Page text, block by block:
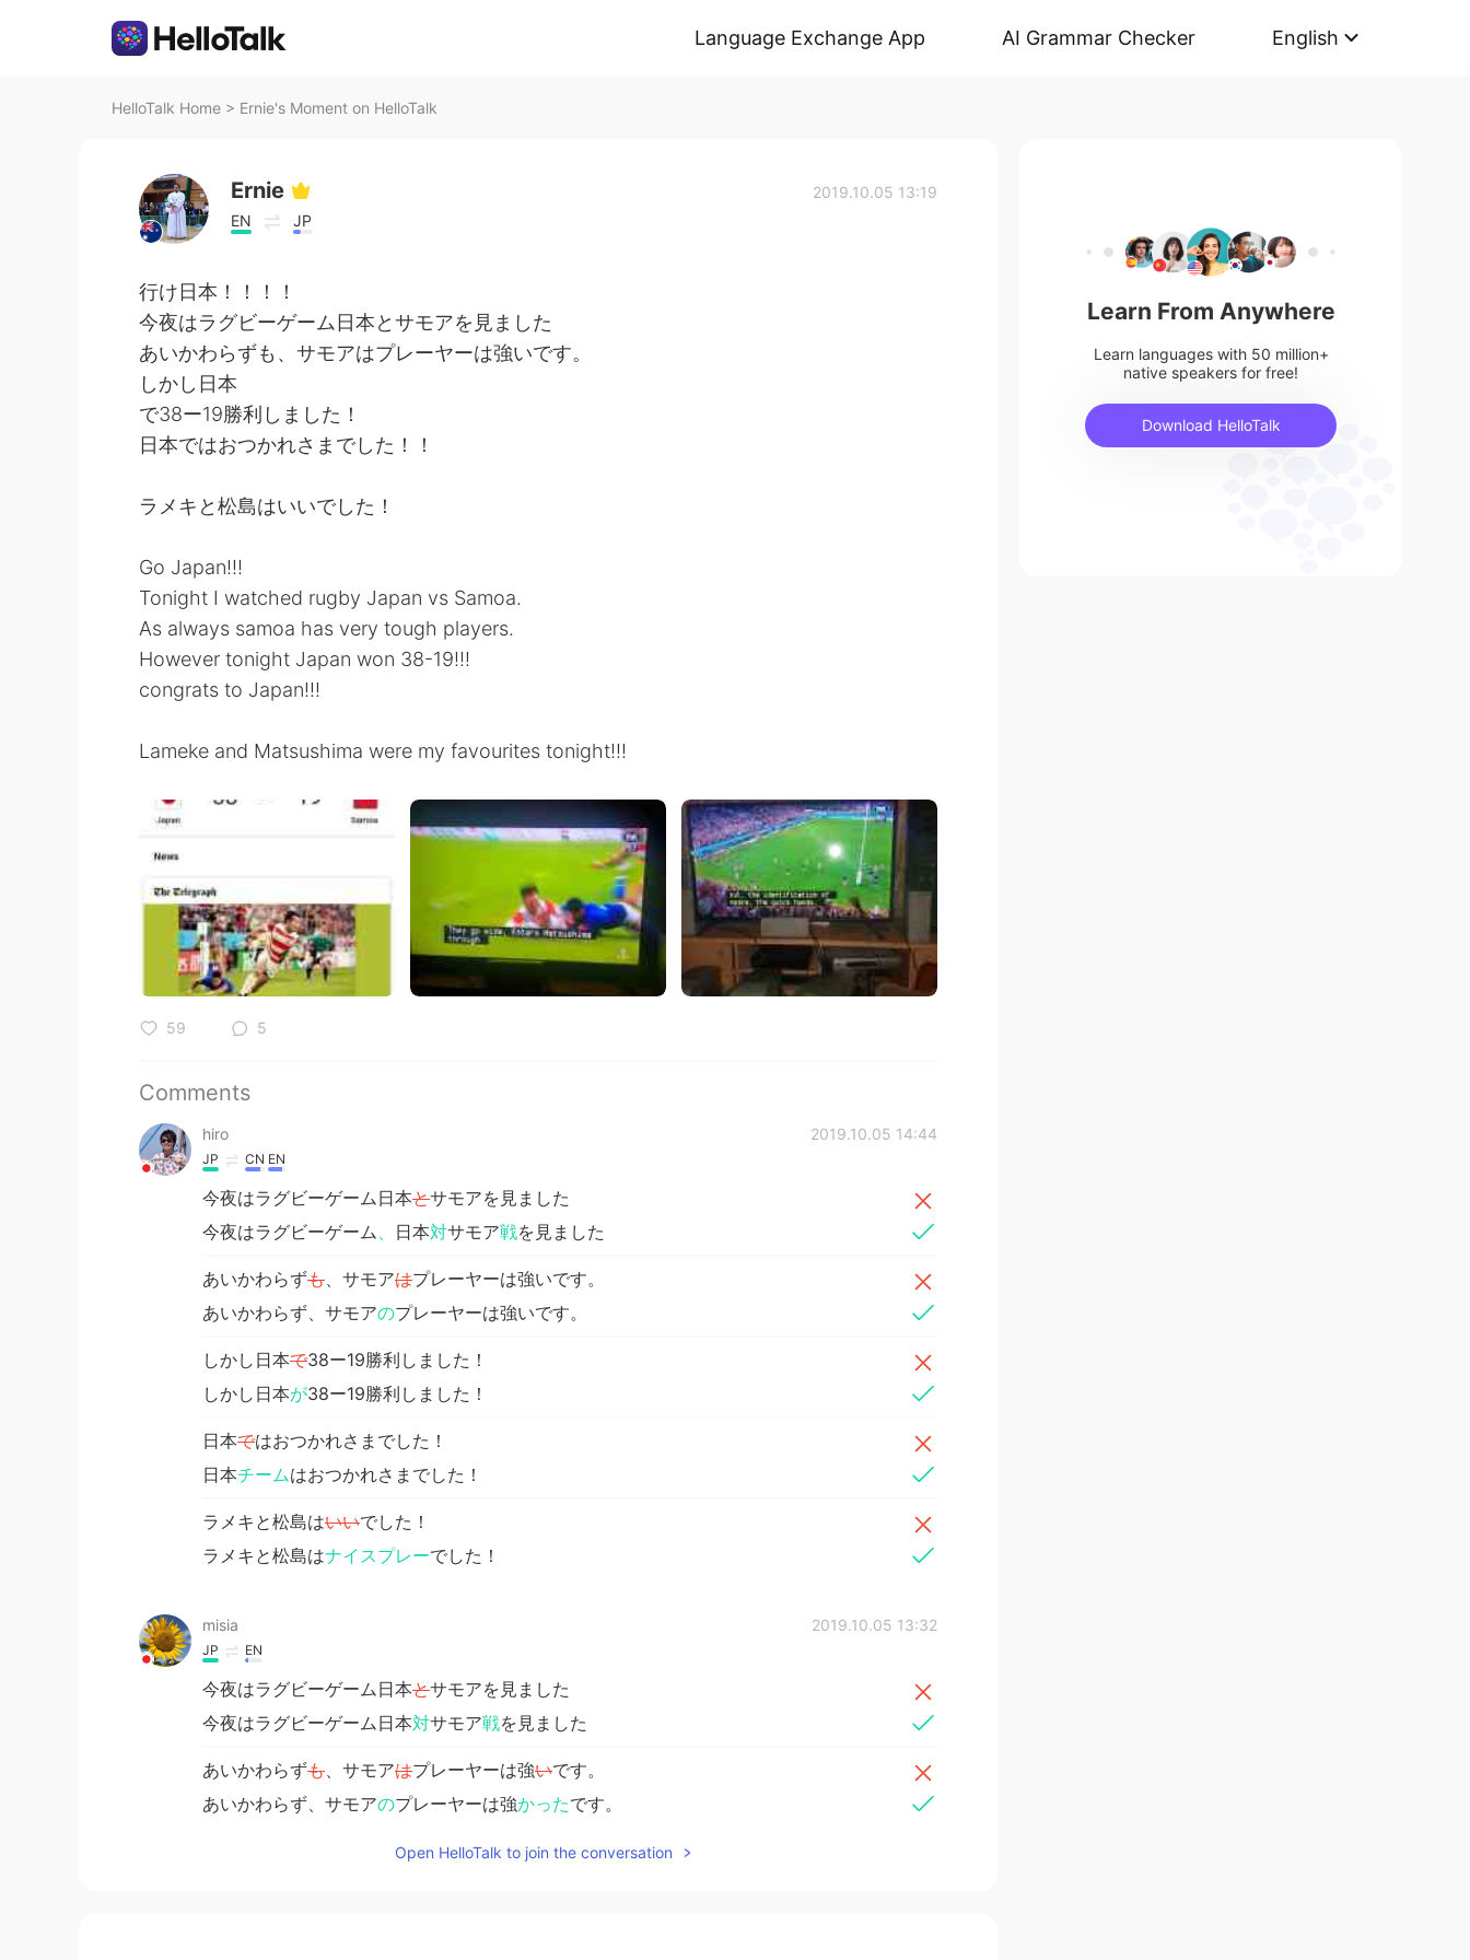
Language Exchange App AI Grammar Checker English
HelloTalk Home > Ernie's Moment on HelloTalk
Ernie
EN JP
2019.10.05 13:19
行け日本！！！！
今夜はラグビーゲーム日本とサモアを見ました
あいかわらずも、サモアはプレーヤーは強いです。
しかし日本
で38ー19勝利しました！
日本ではおつかれさまでした！！
ラメキと松島はいいでした！
Go Japan!!!
Tonight I watched rugby Japan vs Samoa.
As always samoa has very tough players.
However tonight Japan won 38-19!!!
congrats to Japan!!!
Lameke and Matsushima were my favourites tonight!!!
59 5
Comments
hiro 2019.10.05 14:44
JP CN EN
今夜はラグビーゲーム日本とサモアを見ました
今夜はラグビーゲーム
日本対サモア戦を見ました
あいかわらずも 、サモアはプレーヤーは強いです。
あいかわらず、サモアのプレーヤーは強いです。
しかし日本で38ー19勝利しました！
しかし日本が38ー19勝利しました！
日本ではおつかれさまでした！
日本チームはおつかれさまでした！
ラメキと松島はいいでした！
ラメキと松島はナイスプレーでした！
misia 2019.10.05 13:32
JP EN
今夜はラグビーゲーム日本とサモアを見ました
今夜はラグビーゲーム日本対サモア戦を見ました
あいかわらずも 、サモアはプレーヤーは強いです。
あいかわらず、サモアのプレーヤーは強かったです。
38ー19勝利しました！
Open HelloTalk to join the conversation
Learn From Anywhere
Learn languages with 50 million+
native speakers for free!
Download HelloTalk